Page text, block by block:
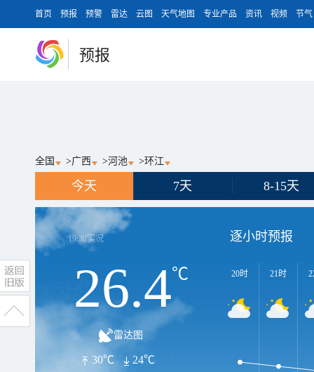
首页 预报 预警 雷达 云图 天气地图 专业产品 资讯 视频 节气
预报
全国 >广西 >河池 >环江
今天 7天 8-15天
19:30实况
26.4℃
雷达图
30℃ 24℃
逐小时预报
20时 21时